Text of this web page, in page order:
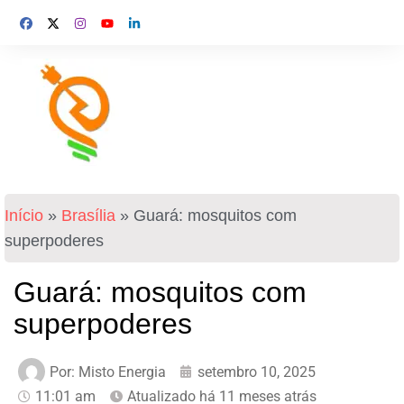
Início » Brasília » Guará: mosquitos com
superpoderes
Guará: mosquitos com
superpoderes
Por: Misto Energia
setembro 10, 2025
11:01 am
Atualizado há 11 meses atrás